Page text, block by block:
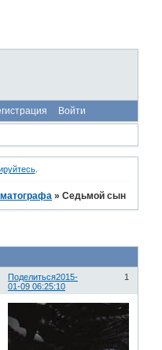
Войти
.
»Седьмой сын
Поделиться 1
2015-
01-09 06:25:10